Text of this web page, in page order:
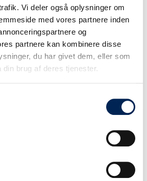
Vi deler også oplysninger om
med vores partnere inden
og
partnere kan kombinere disse
du har givet dem, eller som
brug af deres tjenester.